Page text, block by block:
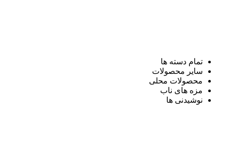
تمام دسته ها
سایر محصولات
محصولات محلی
مزه های ناب
نوشیدنی ها